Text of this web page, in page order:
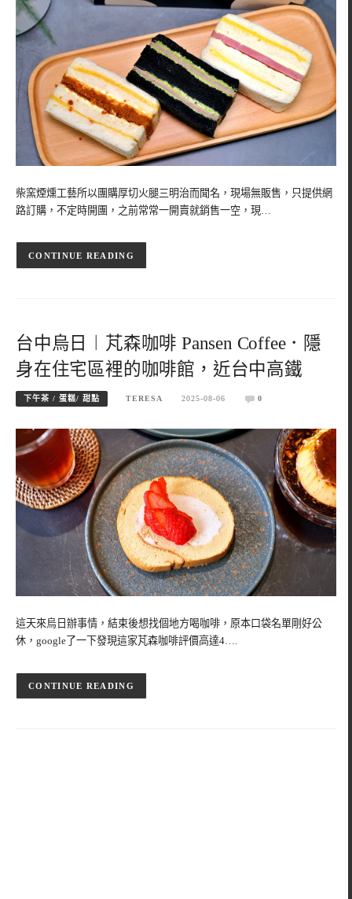
柴窯煙燻工藝所以團購厚切火腿三明治而聞名，現場無販售，只提供網
路訂購，不定時開團，之前常常一開賣就銷售一空，現…
CONTINUE READING
台中烏日︱芃森咖啡 Pansen Coffee．隱
身在住宅區裡的咖啡館，近台中高鐵
下午茶 / 蛋糕/ 甜點 TERESA 2025-08-06 0
這天來烏日辦事情，結束後想找個地方喝咖啡，原本口袋名單剛好公
休，google了一下發現這家芃森咖啡評價高達4….
CONTINUE READING